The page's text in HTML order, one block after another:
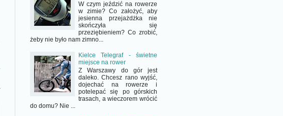
W czym jeździć na rowerze
w zimie? Co założyć, aby
jesienna przejażdżka nie
skończyła się
przeziębieniem? Co zrobić,
żeby nie było nam zimno...
Kielce Telegraf - świetne
miejsce na rower
Z Warszawy do gór jest
daleko. Chcesz rano wyjść,
dojechać na rowerze i
potelepać się po górskich
trasach, a wieczorem wrócić
do domu? Nie ...